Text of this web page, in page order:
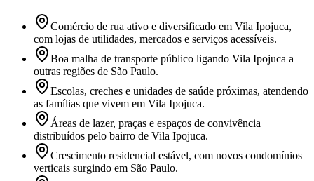
Comércio de rua ativo e diversificado em Vila Ipojuca,
com lojas de utilidades, mercados e serviços acessíveis.
Boa malha de transporte público ligando Vila Ipojuca a
outras regiões de São Paulo.
Escolas, creches e unidades de saúde próximas, atendendo
as famílias que vivem em Vila Ipojuca.
Áreas de lazer, praças e espaços de convivência
distribuídos pelo bairro de Vila Ipojuca.
Crescimento residencial estável, com novos condomínios
verticais surgindo em São Paulo.